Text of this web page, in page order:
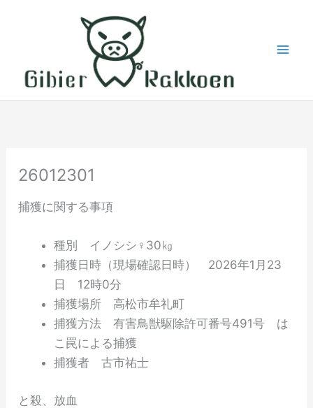
26012301
捕獲に関する事項
種別 イノシシ♀30㎏
捕獲日時（現場確認日時） ‎2026年‎1月‎23
日 ‏‎12時0分‎
捕獲場所 高松市牟礼町
捕獲方法 有害鳥獣駆除許可番号491号 は
こ罠による捕獲
捕獲者 古市祐士
と殺、放血